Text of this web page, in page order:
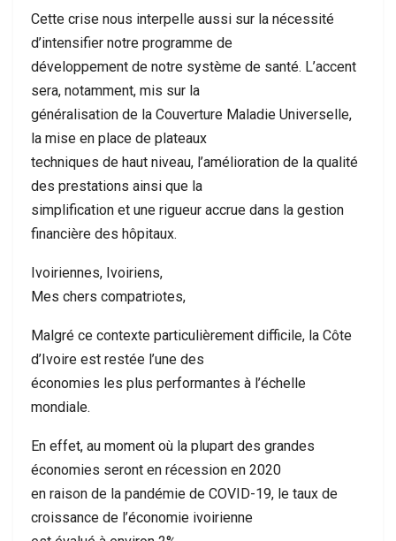
Cette crise nous interpelle aussi sur la nécessité
d’intensifier notre programme de
développement de notre système de santé. L’accent
sera, notamment, mis sur la
généralisation de la Couverture Maladie Universelle,
la mise en place de plateaux
techniques de haut niveau, l’amélioration de la qualité
des prestations ainsi que la
simplification et une rigueur accrue dans la gestion
financière des hôpitaux.
Ivoiriennes, Ivoiriens,
Mes chers compatriotes,
Malgré ce contexte particulièrement difficile, la Côte
d’Ivoire est restée l’une des
économies les plus performantes à l’échelle
mondiale.
En effet, au moment où la plupart des grandes
économies seront en récession en 2020
en raison de la pandémie de COVID-19, le taux de
croissance de l’économie ivoirienne